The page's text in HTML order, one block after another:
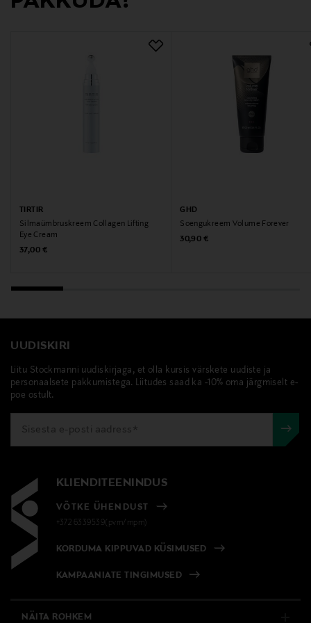
TIRTIR
Silmaümbruskreem Collagen Lifting
Eye Cream
Original Price
37,00 €
GHD
Soengukreem Volume Forever
Original Price
30,90 €
UUDISKIRI
Liitu Stockmanni uudiskirjaga, et olla kursis värskete uudiste ja
personaalsete pakkumistega. Liitudes saad ka -10% oma järgmiselt e-
poe ostult.
KLIENDITEENINDUS
VÕTKE ÜHENDUST
+372 6339539(pvm/mpm)
KORDUMA KIPPUVAD KÜSIMUSED
KAMPAANIATE TINGIMUSED
NÄITA ROHKEM